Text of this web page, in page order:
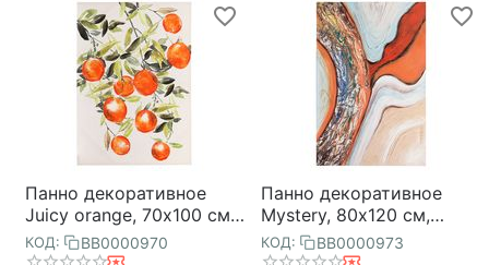
Панно декоративное
Juicy orange, 70х100 см,
Bergenson Bjorn
КОД: BB0000970
Панно декоративное
Mystery, 80х120 см,
Bergenson Bjorn
КОД: BB0000973